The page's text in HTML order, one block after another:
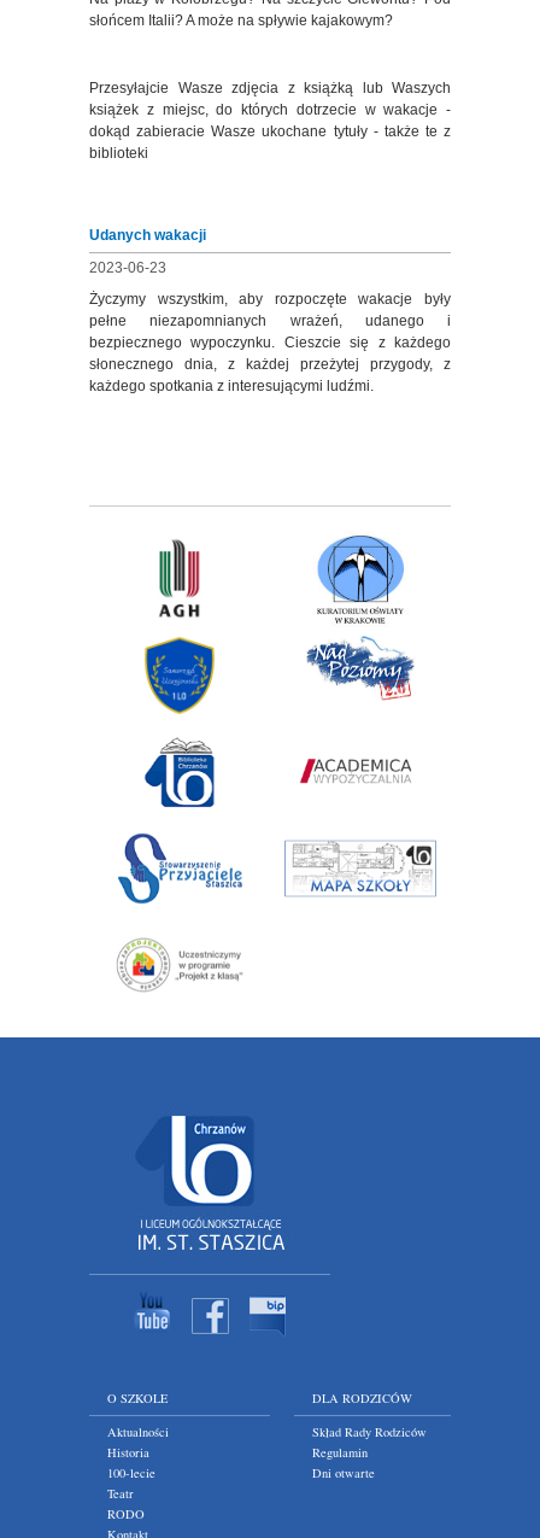
słońcem Italii? A może na spływie kajakowym?
Przesyłajcie Wasze zdjęcia z książką lub Waszych
książek z miejsc, do których dotrzecie w wakacje -
dokąd zabieracie Wasze ukochane tytuły - także te z
biblioteki
Udanych wakacji
2023-06-23
Życzymy wszystkim, aby rozpoczęte wakacje były
pełne niezapomnianych wrażeń, udanego i
bezpiecznego wypoczynku. Cieszcie się z każdego
słonecznego dnia, z każdej przeżytej przygody, z
każdego spotkania z interesującymi ludźmi.
O SZKOLE
Aktualności
Historia
100-lecie
Teatr
RODO
Kontakt
DLA RODZICÓW
Skład Rady Rodziców
Regulamin
Dni otwarte